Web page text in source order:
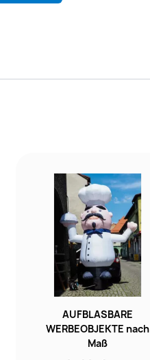
AUFBLASBARE
WERBEOBJEKTE nach
Maß